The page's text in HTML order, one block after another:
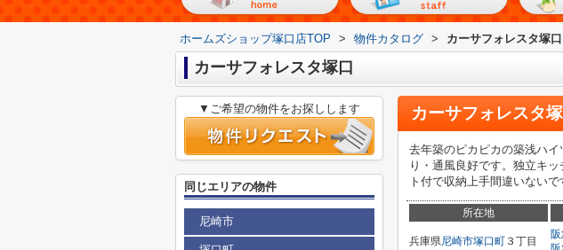
ホームズショップ塚口店TOP > 物件カタログ > カーサフォレスタ塚口
カーサフォレスタ塚口
カーサフォレスタ
去年築のピカピカの築浅ハ
り・通風良好です。独立キ
ト付で収納上手間違いない
所在地
兵庫県尼崎市塚口町 ３丁目
▼ご希望の物件をお探しします
同じエリアの物件
尼崎市